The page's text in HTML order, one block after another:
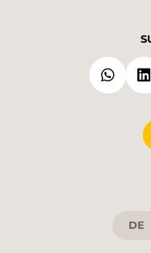
DE